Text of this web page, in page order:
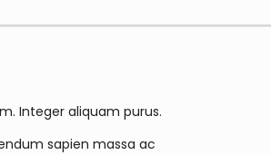
Integer aliquam purus.
sapien massa ac